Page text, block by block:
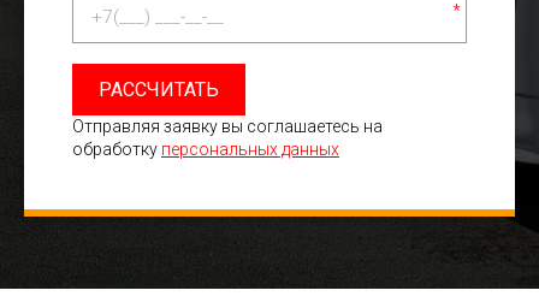
*
РАССЧИТАТЬ
Отправляя заявку вы соглашаетесь на
обработку персональных данных